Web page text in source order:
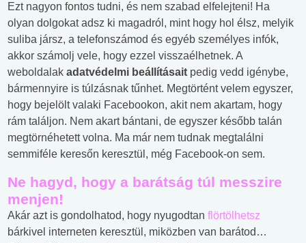
Ezt nagyon fontos tudni, és nem szabad elfelejteni! Ha
olyan dolgokat adsz ki magadról, mint hogy hol élsz, melyik
suliba jársz, a telefonszámod és egyéb személyes infók,
akkor számolj vele, hogy ezzel visszaélhetnek. A
weboldalak adatvédelmi beállításait pedig vedd igénybe,
bármennyire is túlzásnak tűnhet. Megtörtént velem egyszer,
hogy bejelölt valaki Facebookon, akit nem akartam, hogy
rám találjon. Nem akart bántani, de egyszer később talán
megtörnéhetett volna. Ma már nem tudnak megtalálni
semmiféle keresőn keresztül, még Facebook-on sem.
Ne hagyd, hogy a barátság túl messzire
menjen!
Akár azt is gondolhatod, hogy nyugodtan flörtölhetsz
bárkivel interneten keresztül, miközben van barátod…